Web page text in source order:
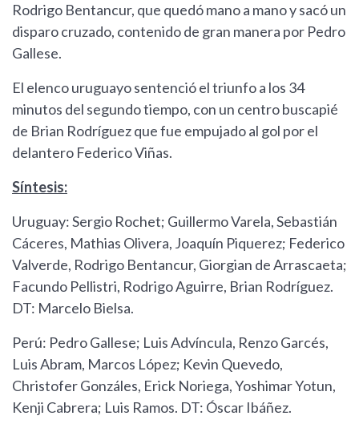
Rodrigo Bentancur, que quedó mano a mano y sacó un
disparo cruzado, contenido de gran manera por Pedro
Gallese.
El elenco uruguayo sentenció el triunfo a los 34
minutos del segundo tiempo, con un centro buscapié
de Brian Rodríguez que fue empujado al gol por el
delantero Federico Viñas.
Síntesis:
Uruguay: Sergio Rochet; Guillermo Varela, Sebastián
Cáceres, Mathias Olivera, Joaquín Piquerez; Federico
Valverde, Rodrigo Bentancur, Giorgian de Arrascaeta;
Facundo Pellistri, Rodrigo Aguirre, Brian Rodríguez.
DT: Marcelo Bielsa.
Perú: Pedro Gallese; Luis Advíncula, Renzo Garcés,
Luis Abram, Marcos López; Kevin Quevedo,
Christofer Gonzáles, Erick Noriega, Yoshimar Yotun,
Kenji Cabrera; Luis Ramos. DT: Óscar Ibáñez.